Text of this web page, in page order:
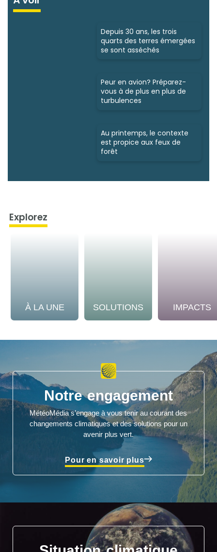
Depuis 30 ans, les trois
quarts des terres émergées
se sont asséchés
Peur en avion? Préparez-
vous à de plus en plus de
turbulences
Au printemps, le contexte
est propice aux feux de
forêt
Explorez
À LA UNE SOLUTIONS IMPACTS
Notre engagement
MétéoMédia s’engage à vous tenir au courant des
changements climatiques et des solutions pour un
avenir plus vert.
Pour en savoir plus